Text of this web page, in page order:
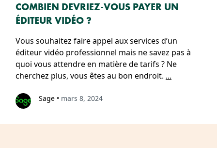
COMBIEN DEVRIEZ-VOUS PAYER UN
ÉDITEUR VIDÉO ?
Vous souhaitez faire appel aux services d’un
éditeur vidéo professionnel mais ne savez pas à
quoi vous attendre en matière de tarifs ? Ne
cherchez plus, vous êtes au bon endroit. ...
Sage • mars 8, 2024